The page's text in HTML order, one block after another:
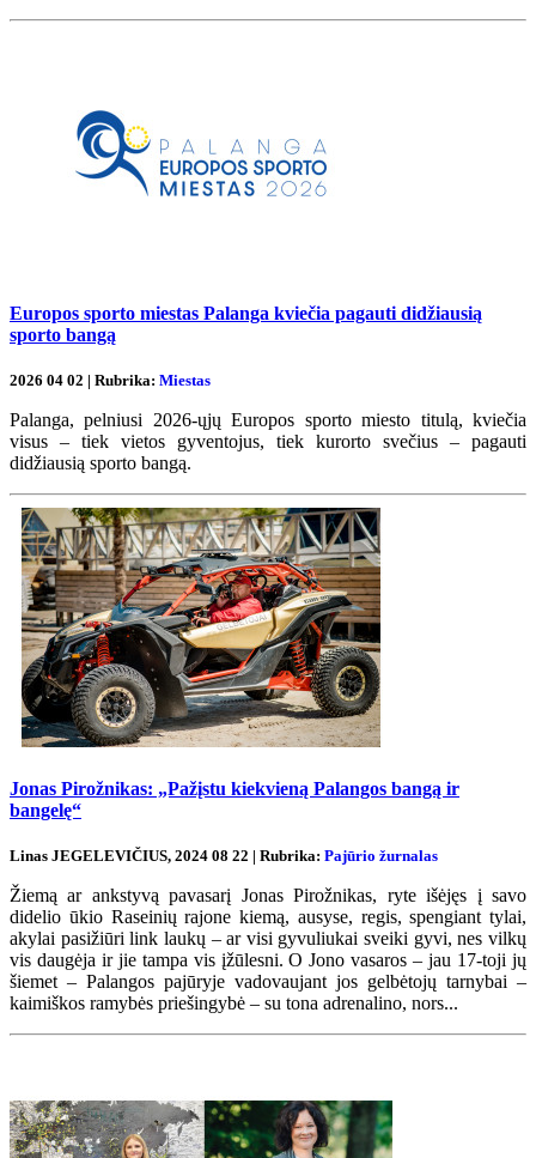
Europos sporto miestas Palanga kviečia pagauti didžiausią
sporto bangą
2026 04 02 | Rubrika: Miestas
Palanga, pelniusi 2026-ųjų Europos sporto miesto titulą, kviečia
visus – tiek vietos gyventojus, tiek kurorto svečius – pagauti
didžiausią sporto bangą.
Jonas Pirožnikas: „Pažįstu kiekvieną Palangos bangą ir
bangelę“
Linas JEGELEVIČIUS, 2024 08 22 | Rubrika: Pajūrio žurnalas
Žiemą ar ankstyvą pavasarį Jonas Pirožnikas, ryte išėjęs į savo
didelio ūkio Raseinių rajone kiemą, ausyse, regis, spengiant tylai,
akylai pasižiūri link laukų – ar visi gyvuliukai sveiki gyvi, nes vilkų
vis daugėja ir jie tampa vis įžūlesni. O Jono vasaros – jau 17-toji jų
šiemet – Palangos pajūryje vadovaujant jos gelbėtojų tarnybai –
kaimiškos ramybės priešingybė – su tona adrenalino, nors...